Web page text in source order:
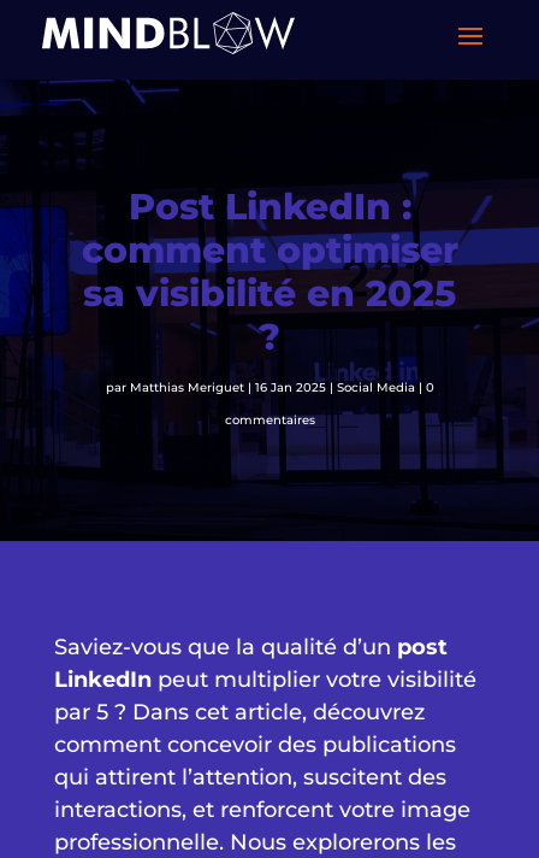
Post LinkedIn :
comment optimiser
sa visibilité en 2025
?
par Matthias Meriguet| 16 Jan 2025| Social Media| 0
commentaires
Saviez-vous que la qualité d’un post
LinkedInpeut multiplier votre visibilité
par 5 ? Dans cet article, découvrez
comment concevoir des publications
qui attirent l’attention, suscitent des
interactions, et renforcent votre image
professionnelle. Nous explorerons les